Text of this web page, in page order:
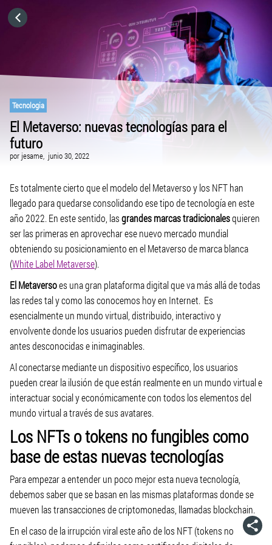
Tecnologia
El Metaverso: nuevas tecnologías para el
futuro
por jesame, junio 30, 2022
Es totalmente cierto que el modelo del Metaverso y los NFT han
llegado para quedarse consolidando ese tipo de tecnología en este
año 2022. En este sentido, lasgrandes marcas tradicionalesquieren
ser las primeras en aprovechar ese nuevo mercado mundial
obteniendo su posicionamiento en el Metaverso de marca blanca
(White Label Metaverse).
El Metaversoes una gran plataforma digital que va más allá de todas
las redes tal y como las conocemos hoy en Internet. Es
esencialmente un mundo virtual, distribuido, interactivo y
envolvente donde los usuarios pueden disfrutar de experiencias
antes desconocidas e inimaginables.
Al conectarse mediante un dispositivo específico, los usuarios
pueden crear la ilusión de que están realmente en un mundo virtual e
interactuar social y económicamente con todos los elementos del
mundo virtual a través de sus avatares.
Los NFTs o tokens no fungibles como
base de estas nuevas tecnologías
Para empezar a entender un poco mejor esta nueva tecnología,
debemos saber que se basan en las mismas plataformas donde se
mueven las transacciones de criptomonedas, llamadas blockchain.
En el caso de la irrupción viral este año de los NFT (tokens no
HOME
CATEGORÍAS
VISITA EL SITIO WEB